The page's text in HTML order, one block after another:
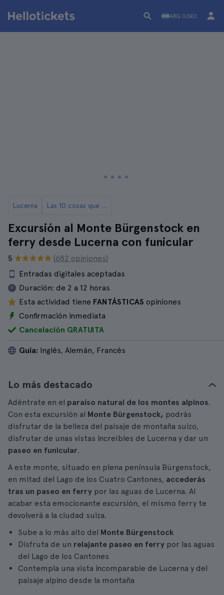
ARG (USD)
Lucerna Las 10 cosas que ver y hacer en Lucerne
Excursión al Monte Bürgenstock en
ferry desde Lucerna con funicular
5
(682 opiniones)
Entradas digitales aceptadas
Duración: de 2 a 12 horas
Esta actividad tiene FANTÁSTICAS opiniones
Confirmación inmediata
Cancelación GRATUITA
Guía: Inglés, Alemán, Francés
Lo más destacado
Adéntrate en el paraíso natural de los montes alpinos.
Con esta excursión al Monte Bürgenstock, podrás
disfrutar de la belleza del paisaje de montaña suizo,
disfrutar de unas vistas increíbles de Lucerna y dar un
paseo en funicular.
A este monte, situado en plena península Bürgenstock,
en mitad del Lago de los Cuatro Cantones, accederás
tras un paseo en ferry por las aguas de Lucerna. Al
acabar esta emocionante excursión, el mismo ferry te
devolverá a la ciudad suiza.
Sube a lo más alto del Monte Bürgenstock
Disfruta de un relajante paseo en ferry por las aguas
del Lago de los Cantones
Contempla una vista incomparable de Lucerna y del
paisaje alpino desde la montaña